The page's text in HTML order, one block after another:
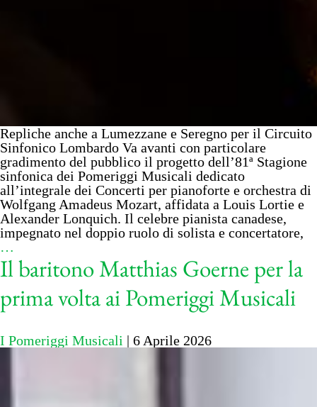
Repliche anche a Lumezzane e Seregno per il Circuito
Sinfonico Lombardo Va avanti con particolare
gradimento del pubblico il progetto dell’81ª Stagione
sinfonica dei Pomeriggi Musicali dedicato
all’integrale dei Concerti per pianoforte e orchestra di
Wolfgang Amadeus Mozart, affidata a Louis Lortie e
Alexander Lonquich. Il celebre pianista canadese,
impegnato nel doppio ruolo di solista e concertatore,
…
Il baritono Matthias Goerne per la
prima volta ai Pomeriggi Musicali
I Pomeriggi Musicali | 6 Aprile 2026